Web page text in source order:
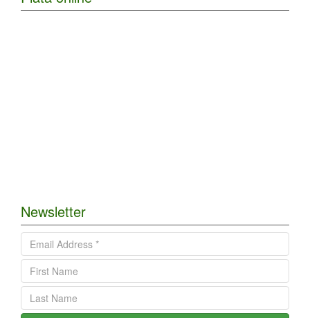
Newsletter